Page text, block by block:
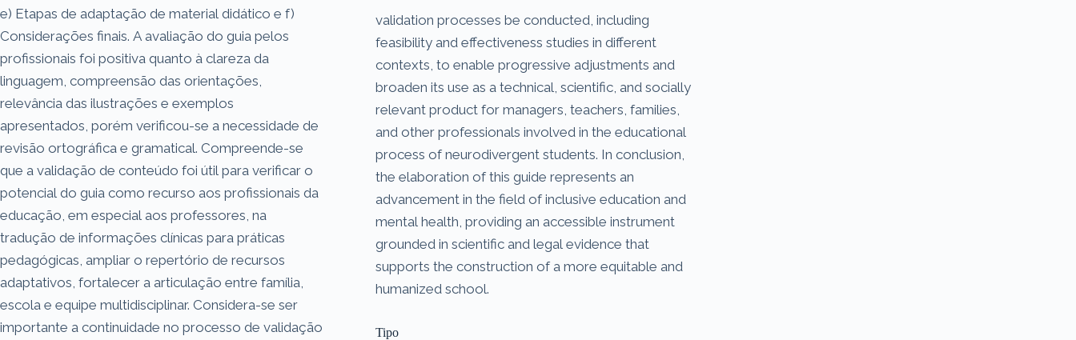
e) Etapas de adaptação de material didático e f)
Considerações finais. A avaliação do guia pelos
profissionais foi positiva quanto à clareza da
linguagem, compreensão das orientações,
relevância das ilustrações e exemplos
apresentados, porém verificou-se a necessidade de
revisão ortográfica e gramatical. Compreende-se
que a validação de conteúdo foi útil para verificar o
potencial do guia como recurso aos profissionais da
educação, em especial aos professores, na
tradução de informações clínicas para práticas
pedagógicas, ampliar o repertório de recursos
adaptativos, fortalecer a articulação entre família,
escola e equipe multidisciplinar. Considera-se ser
importante a continuidade no processo de validação
validation processes be conducted, including
feasibility and effectiveness studies in different
contexts, to enable progressive adjustments and
broaden its use as a technical, scientific, and socially
relevant product for managers, teachers, families,
and other professionals involved in the educational
process of neurodivergent students. In conclusion,
the elaboration of this guide represents an
advancement in the field of inclusive education and
mental health, providing an accessible instrument
grounded in scientific and legal evidence that
supports the construction of a more equitable and
humanized school.
Tipo